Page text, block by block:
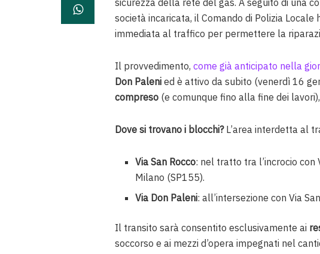
società incaricata, il Comando di Polizia Locale
immediata al traffico per permettere la
Il provvedimento, come già anticipato nella
Don Paleni ed è attivo da subito (venerdì 16
compreso (e comunque fino alla fine dei
Dove si trovano i blocchi?L’area interdetta al
Via San Rocco: nel tratto tra l’incrocio con
Milano (SP155).
Via Don Paleni: all’intersezione con Via
Il transito sarà consentito esclusivamente ai
soccorso e ai mezzi d’opera impegnati nel